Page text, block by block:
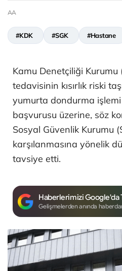
AA
#KDK #SGK #Hastane
Kamu Denetçiliği Kurumu
tedavisinin kısırlık riski
yumurta dondurma işlemi
başvurusu üzerine, söz
Sosyal Güvenlik Kurumu
karşılanmasına yönelik
tavsiye etti.
Haberlerimizi Google'da
Gelişmelerden anında